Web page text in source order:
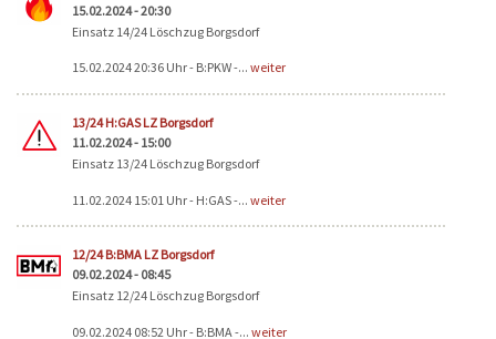
15.02.2024 - 20:30
Einsatz 14/24 Löschzug Borgsdorf
15.02.2024 20:36 Uhr - B:PKW -... weiter
13/24 H:GAS LZ Borgsdorf
11.02.2024 - 15:00
Einsatz 13/24 Löschzug Borgsdorf
11.02.2024 15:01 Uhr - H:GAS -... weiter
12/24 B:BMA LZ Borgsdorf
09.02.2024 - 08:45
Einsatz 12/24 Löschzug Borgsdorf
09.02.2024 08:52 Uhr - B:BMA -... weiter